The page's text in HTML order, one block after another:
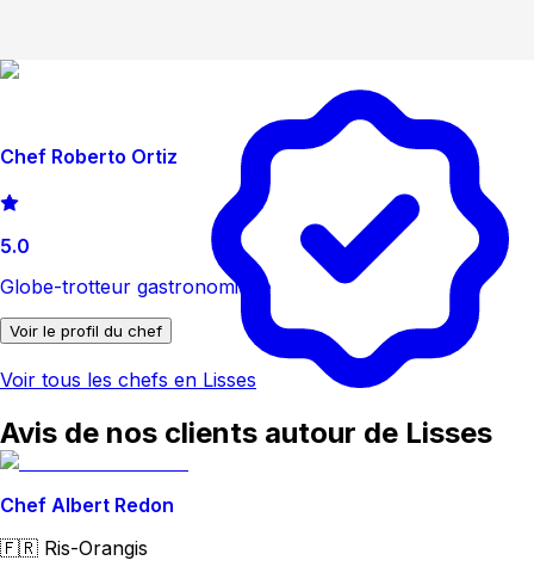
Chef Roberto Ortiz
5.0
Globe-trotteur gastronomique
Voir le profil du chef
Voir tous les chefs en Lisses
Avis de nos clients autour de Lisses
Chef Albert Redon
🇫🇷 Ris-Orangis